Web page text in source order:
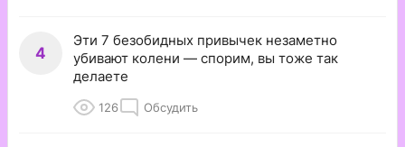
4
Эти 7 безобидных привычек незаметно
убивают колени — спорим, вы тоже так
делаете
126 Обсудить